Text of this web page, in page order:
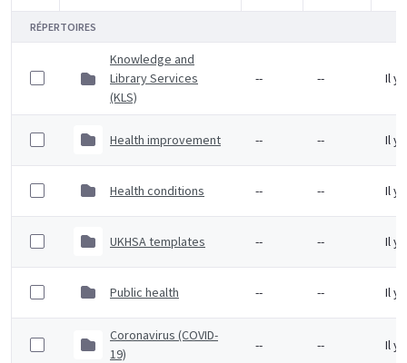
RÉPERTOIRES
Knowledge and
Library Services
(KLS)
-- -- Il y
Health improvement -- -- Il y
Health conditions -- -- Il y
UKHSA templates -- -- Il y
Public health -- -- Il y
Coronavirus (COVID-
19)
-- -- Il y